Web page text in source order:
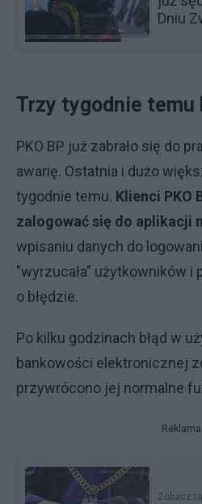
Dniu
Trzy tygodnie temu
PKO BP już zabrało się do
awarię. Ostatnia i dużo
tygodnie temu. K lienci PKO
zalogować się do aplikacji
wpisaniu danych do
"wyrzucała" użytkowników i
o błędzie.
Po kilku godzinach błąd w
bankowości elektronicznej
przywrócono jej normalne
Reklama
Zobacz